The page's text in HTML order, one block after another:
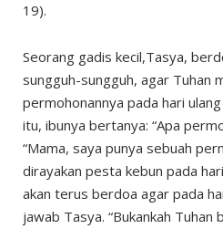
19).
Seorang gadis kecil,Tasya,
sungguh-sungguh, agar Tuhan
permohonannya pada hari
itu, ibunya bertanya: “Apa
“Mama, saya punya sebuah
dirayakan pesta kebun pada
akan terus berdoa agar pada
jawab Tasya. “Bukankah Tuhan